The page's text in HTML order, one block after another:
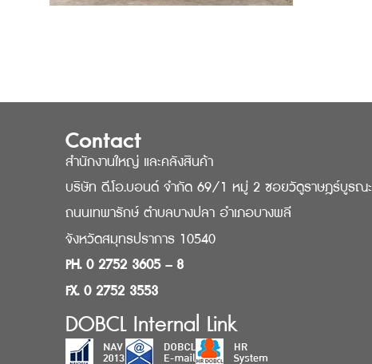
Contact
สำนักงานใหญ่ และคลังสินค้า
บริษัท ดี.โอ.บอนด์ จำกัด 69/1 หมู่ 2 ซอยวัดูราษฎร์บูรณะ
ถนนเทพารักษ์ ตำบลบางปลา อำเภอบางพลี
จังหวัดสมุทรปราการ 10540
PH. 0 2752 3605 – 8
FX. 0 2752 3553
DOBCL Internal Link